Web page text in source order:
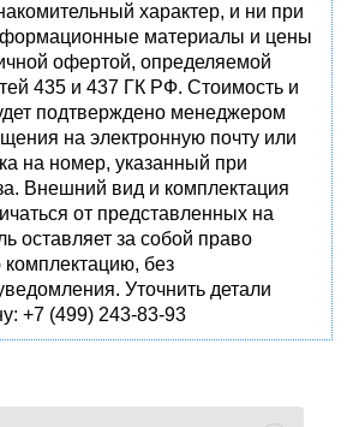
характер, и ни при
материалы и цены
офертой, определяемой
435 и 437 ГК РФ. Стоимость и
подтверждено менеджером
на электронную почту или
на номер, указанный при
Внешний вид и комплектация
от представленных на
оставляет за собой право
без
Уточнить детали
+7 (499) 243-83-93